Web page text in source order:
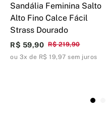
Sandália Feminina Salto
Alto Fino Calce Fácil
Strass Dourado
R$ 219,90
R$ 59,90
ou 3x de R$ 19,97 sem juros